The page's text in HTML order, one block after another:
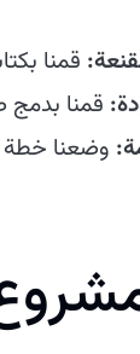
قمنا
قمنا بدمج
وضعنا خطة